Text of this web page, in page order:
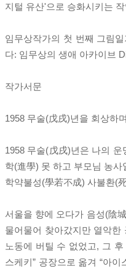
지털 유산'으로 승화시키는
임무상작가의 첫 번째 그림
다: 임무상의 생애 아카이브
작가서문
1958 무술(戊戌)년을 회상하며
1958 무술(戊戌)년은 나의
학(進學) 못 하고 부모님 농
학약불성(學若不成) 사불환(
서울을 향에 오다가 음성(陰
물어물어 찾아갔지만 열악
노동에 버틸 수 없었고, 그
스케키” 공장으로 옮겨 “아